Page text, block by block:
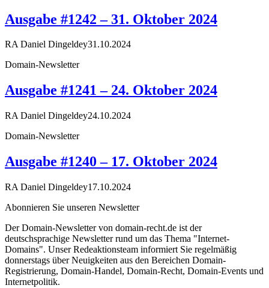
Ausgabe #1242 – 31. Oktober 2024
RA Daniel Dingeldey31.10.2024
Domain-Newsletter
Ausgabe #1241 – 24. Oktober 2024
RA Daniel Dingeldey24.10.2024
Domain-Newsletter
Ausgabe #1240 – 17. Oktober 2024
RA Daniel Dingeldey17.10.2024
Abonnieren Sie unseren Newsletter
Der Domain-Newsletter von domain-recht.de ist der
deutschsprachige Newsletter rund um das Thema "Internet-
Domains". Unser Redeaktionsteam informiert Sie regelmäßig
donnerstags über Neuigkeiten aus den Bereichen Domain-
Registrierung, Domain-Handel, Domain-Recht, Domain-Events und
Internetpolitik.